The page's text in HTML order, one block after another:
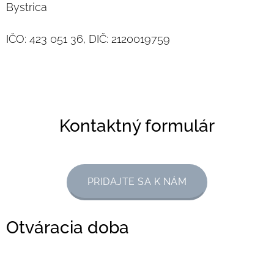
Bystrica
IČO: 423 051 36, DIČ: 2120019759
Kontaktný formulár
PRIDAJTE SA K NÁM
Otváracia doba